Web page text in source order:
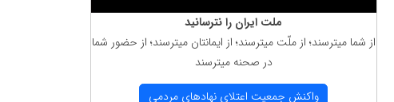
ملت ایران را نترسانید
از شما میترسند؛ از ملّت میترسند؛ از ایمانتان میترسند؛ از حضور شما
در صحنه میترسند
واكنش جمعیت اعتلای نهادهای مردمی